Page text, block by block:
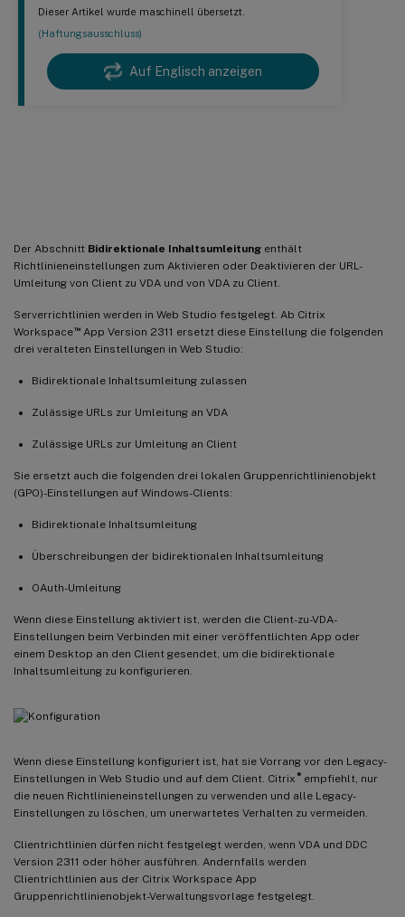
Dieser Artikel wurde maschinell übersetzt.
(Haftungsausschluss)
Auf Englisch anzeigen
Der Abschnitt Bidirektionale Inhaltsumleitung enthält
Richtlinieneinstellungen zum Aktivieren oder Deaktivieren der URL-
Umleitung von Client zu VDA und von VDA zu Client.
Serverrichtlinien werden in Web Studio festgelegt. Ab Citrix
Workspace™App Version 2311 ersetzt diese Einstellung die folgenden
drei veralteten Einstellungen in Web Studio:
Bidirektionale Inhaltsumleitung zulassen
Zulässige URLs zur Umleitung an VDA
Zulässige URLs zur Umleitung an Client
Sie ersetzt auch die folgenden drei lokalen Gruppenrichtlinienobjekt
(GPO)-Einstellungen auf Windows-Clients:
Bidirektionale Inhaltsumleitung
Überschreibungen der bidirektionalen Inhaltsumleitung
OAuth-Umleitung
Wenn diese Einstellung aktiviert ist, werden die Client-zu-VDA-
Einstellungen beim Verbinden mit einer veröffentlichten App oder
einem Desktop an den Client gesendet, um die bidirektionale
Inhaltsumleitung zu konfigurieren.
Wenn diese Einstellung konfiguriert ist, hat sie Vorrang vor den Legacy-
Einstellungen in Web Studio und auf dem Client. Citrix ®empfiehlt, nur
die neuen Richtlinieneinstellungen zu verwenden und alle Legacy-
Einstellungen zu löschen, um unerwartetes Verhalten zu vermeiden.
Clientrichtlinien dürfen nicht festgelegt werden, wenn VDA und DDC
Version 2311 oder höher ausführen. Andernfalls werden
Clientrichtlinien aus der Citrix Workspace App
Gruppenrichtlinienobjekt-Verwaltungsvorlage festgelegt.